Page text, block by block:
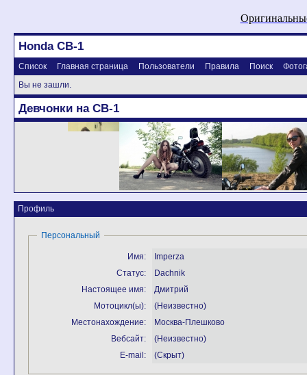
Honda CB-1
Список Главная страница Пользователи Правила Поиск
Вы не зашли.
Девчонки на CB-1
Профиль
Персональный
Имя:
Imperza
Статус:
Dachnik
Настоящее имя:
Дмитрий
Мотоцикл(ы):
(Неизвестно)
Местонахождение:
Москва-Плешково
Вебсайт:
(Неизвестно)
E-mail:
(Скрыт)